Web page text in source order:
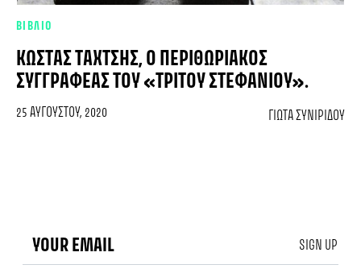
ΒΙΒΛΙΟ
ΚΏΣΤΑΣ ΤΑΧΤΣΉΣ, Ο ΠΕΡΙΘΩΡΙΑΚΌΣ
ΣΥΓΓΡΑΦΈΑΣ ΤΟΥ «ΤΡΊΤΟΥ ΣΤΕΦΑΝΙΟΎ».
25 ΑΥΓΟΎΣΤΟΥ, 2020 ΓΙΏΤΑ ΣΥΝΙΡΊΔΟΥ
SIGN UP